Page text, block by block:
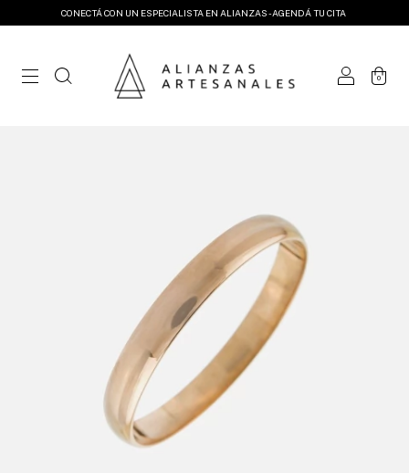
CONECTÁ CON UN ESPECIALISTA EN ALIANZAS - AGENDÁ TU CITA
0